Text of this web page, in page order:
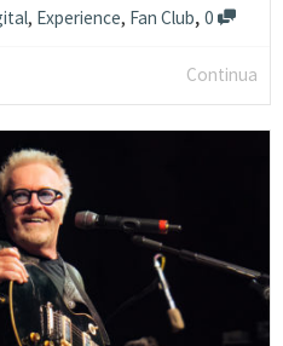
, Experience, Fan Club, 0
Continua